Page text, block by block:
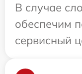
В случае
обеспечим
сервисный